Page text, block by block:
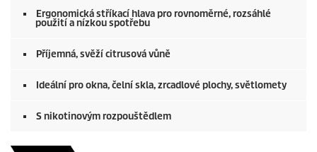
Ergonomická stříkací hlava pro rovnoměrné, rozsáhlé
použití a nízkou spotřebu
Příjemná, svěží citrusová vůně
Ideální pro okna, čelní skla, zrcadlové plochy, světlomety
S nikotinovým rozpouštědlem